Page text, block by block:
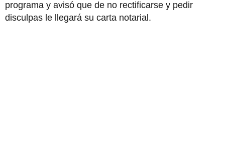
programa y avisó que de no rectificarse y pedir
disculpas le llegará su carta notarial.